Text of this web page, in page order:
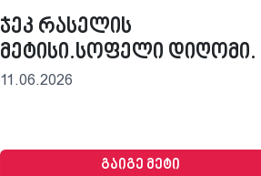
ჯეკ რასელის
მეტისი.სოფელი დიღომი.
11.06.2026
გაიგე მეტი